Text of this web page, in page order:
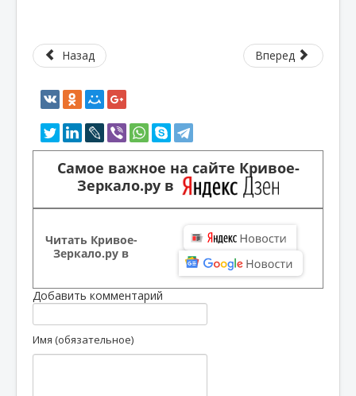
Назад Вперед
Самое важное на сайте Кривое-
Зеркало.ру в
Читать Кривое-
Зеркало.ру в
Добавить комментарий
Имя (обязательное)